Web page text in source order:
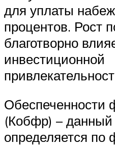
для уплаты
процентов. Рост
благотворно
инвестиционной
Обеспеченности
(Кобфр) –
определяется по